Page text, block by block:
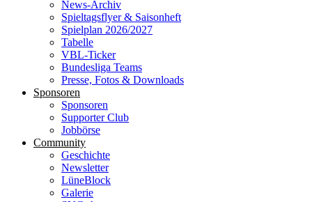
News-Archiv
Spieltagsflyer & Saisonheft
Spielplan 2026/2027
Tabelle
VBL-Ticker
Bundesliga Teams
Presse, Fotos & Downloads
Sponsoren
Sponsoren
Supporter Club
Jobbörse
Community
Geschichte
Newsletter
LüneBlock
Galerie